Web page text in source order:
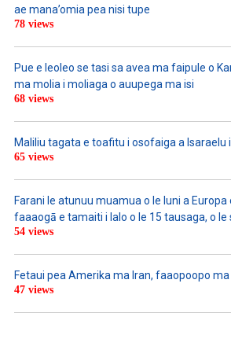
ae mana’omia pea nisi tupe
78 views
Pue e leoleo se tasi sa avea ma faipule o
ma molia i moliaga o auupega ma isi
68 views
Maliliu tagata e toafitu i osofaiga a Isaraelu
65 views
Farani le atunuu muamua o le Iuni a Europa
faaaogā e tamaiti i lalo o le 15 tausaga, o le
54 views
Fetaui pea Amerika ma Iran, faaopoopo
47 views